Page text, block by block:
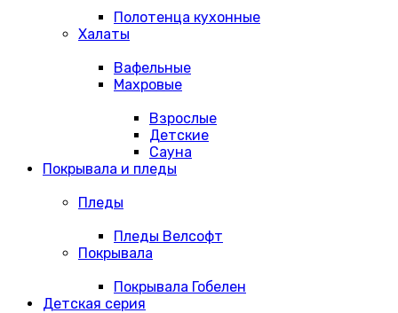
Полотенца кухонные
Халаты
Вафельные
Махровые
Взрослые
Детские
Сауна
Покрывала и пледы
Пледы
Пледы Велсофт
Покрывала
Покрывала Гобелен
Детская серия